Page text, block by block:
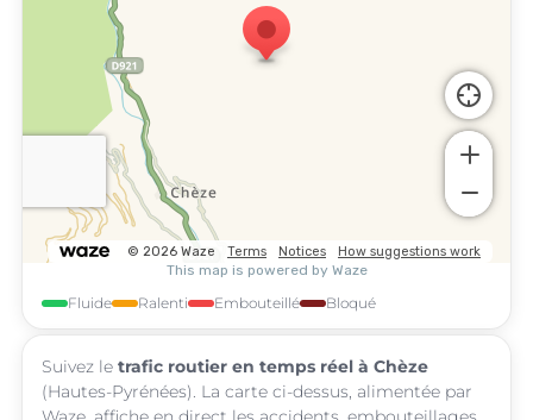
Fluide Ralenti Embouteillé Bloqué
Suivez le trafic routier en temps réel à Chèze
(Hautes-Pyrénées). La carte ci-dessus, alimentée par
Waze, affiche en direct les accidents, embouteillages,